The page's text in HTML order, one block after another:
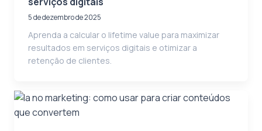
5 de dezembro de 2025
Aprenda a calcular o lifetime value para maximizar
resultados em serviços digitais e otimizar a
retenção de clientes.